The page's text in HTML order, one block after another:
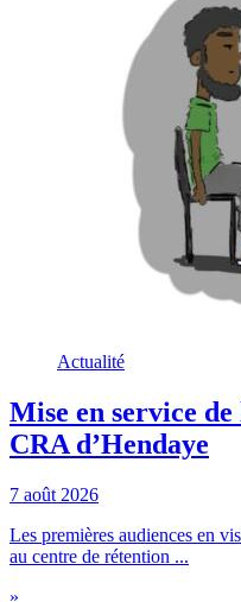
Actualité
Mise en service
CRA d’Hendaye
7 août 2026
Les premières audiences en
au centre de rétention ...
»